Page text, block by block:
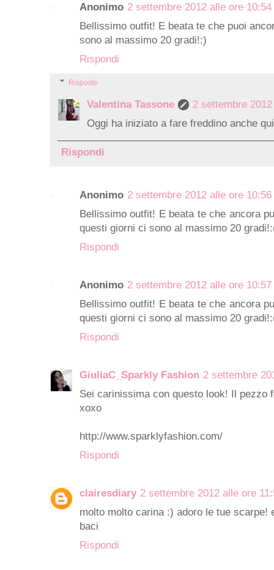
Anonimo 2 settembre 2012 alle ore 10:54
Bellissimo outfit! E beata te che puoi
sono al massimo 20 gradi!:)
Rispondi
Risposte
Valentina Tassone
2 settembre
Oggi ha iniziato a fare freddino anche
Rispondi
Anonimo 2 settembre 2012 alle ore 10:56
Bellissimo outfit! E beata te che ancora
questi giorni ci sono al massimo 20
Rispondi
Anonimo 2 settembre 2012 alle ore 10:57
Bellissimo outfit! E beata te che ancora
questi giorni ci sono al massimo 20
Rispondi
GiuliaC_Sparkly Fashion 2 settembre
Sei carinissima con questo look! Il pezzo
xoxo
http://www.sparklyfashion.com/
Rispondi
clairesdiary 2 settembre 2012 alle ore
molto molto carina :) adoro le tue scarpe!
baci
Rispondi